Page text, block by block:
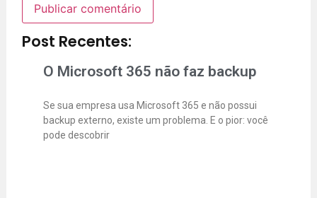
Post Recentes:
O Microsoft 365 não faz backup
Se sua empresa usa Microsoft 365 e não possui
backup externo, existe um problema. E o pior: você
pode descobrir